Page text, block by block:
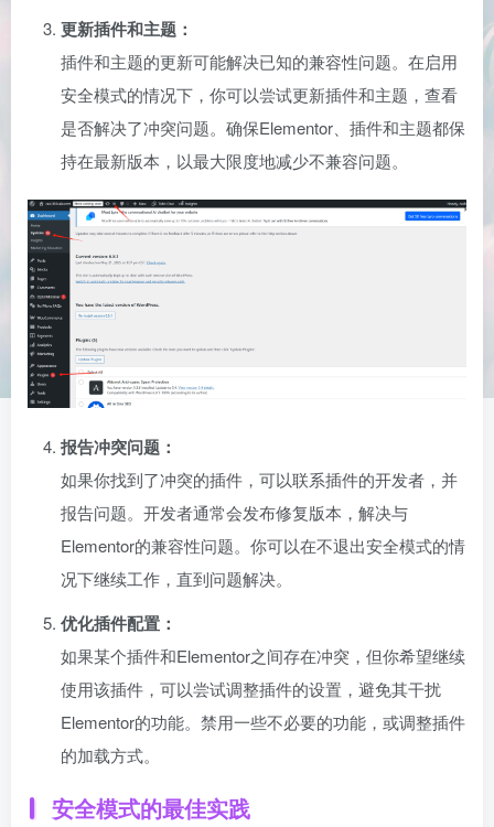
更新插件和主题：
插件和主题的更新可能解决已知的兼容性问题。在启用
安全模式的情况下，你可以尝试更新插件和主题，查看
是否解决了冲突问题。确保Elementor、插件和主题都保
持在最新版本，以最大限度地减少不兼容问题。
报告冲突问题：
如果你找到了冲突的插件，可以联系插件的开发者，并
报告问题。开发者通常会发布修复版本，解决与
Elementor的兼容性问题。你可以在不退出安全模式的情
况下继续工作，直到问题解决。
优化插件配置：
如果某个插件和Elementor之间存在冲突，但你希望继续
使用该插件，可以尝试调整插件的设置，避免其干扰
Elementor的功能。禁用一些不必要的功能，或调整插件
的加载方式。
安全模式的最佳实践